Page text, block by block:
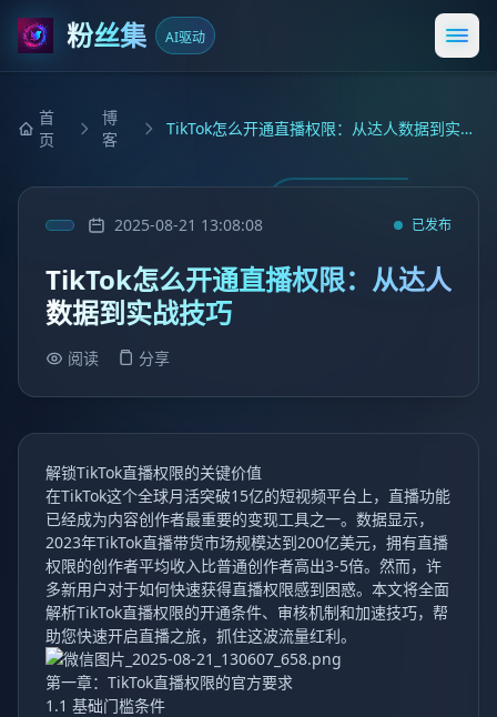
粉丝集 AI驱动 打开
首
页
博
客
TikTok怎么开通直播权限：从达人数据到实战技巧
2025-08-21 13:08:08 已发布
TikTok怎么开通直播权限：从达人
数据到实战技巧
阅读 分享
解锁TikTok直播权限的关键价值
在TikTok这个全球月活突破15亿的短视频平台上，直播功能
已经成为内容创作者最重要的变现工具之一。数据显示，
2023年TikTok直播带货市场规模达到200亿美元，拥有直播
权限的创作者平均收入比普通创作者高出3-5倍。然而，许
多新用户对于如何快速获得直播权限感到困惑。本文将全面
解析TikTok直播权限的开通条件、审核机制和加速技巧，帮
助您快速开启直播之旅，抓住这波流量红利。
第一章：TikTok直播权限的官方要求
1.1 基础门槛条件